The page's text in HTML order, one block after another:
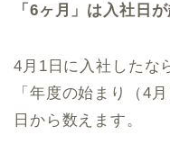
「6ヶ月」は入社日
4月1日に入社したな
「年度の始まり（4
日から数えます。